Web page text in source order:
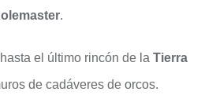
.
el último rincón de la Tierra
de cadáveres de orcos.